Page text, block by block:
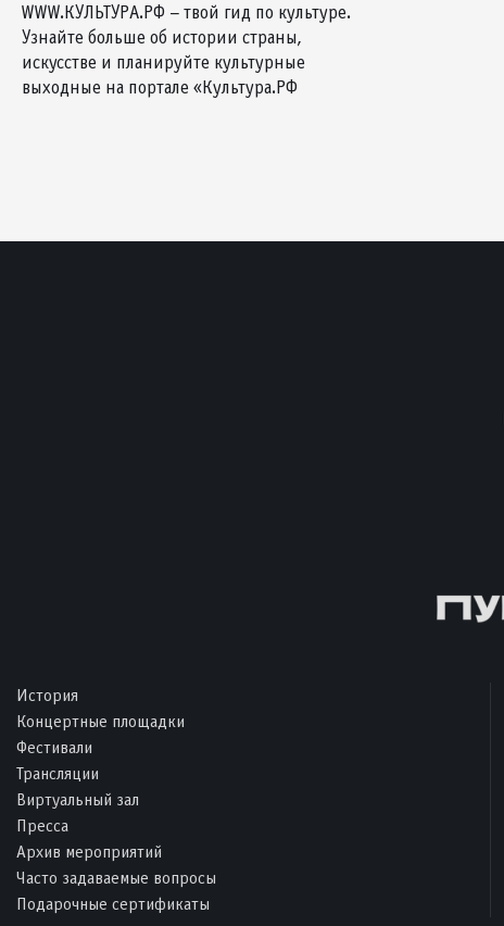
WWW.КУЛЬТУРА.РФ – твой гид по культуре.
Узнайте больше об истории страны,
искусстве и планируйте культурные
выходные на портале «Культура.РФ
История
Концертные площадки
Фестивали
Трансляции
Виртуальный зал
Пресса
Архив мероприятий
Часто задаваемые вопросы
Подарочные сертификаты